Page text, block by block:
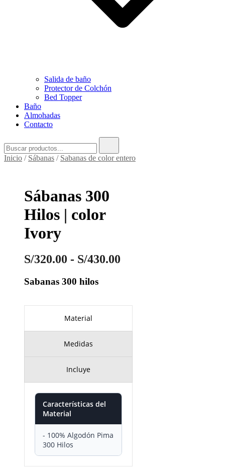
Salida de baño
Protector de Colchón
Bed Topper
Baño
Almohadas
Contacto
Inicio / Sábanas / Sabanas de color entero
Sábanas 300
Hilos | color
Ivory
S/320.00 - S/430.00
Sabanas 300 hilos
Material
Medidas
Incluye
Características del
Material
- 100% Algodón Pima
300 Hilos